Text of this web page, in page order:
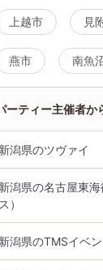
【男性ご予約
齢は気にしな
カップリング編
ィー・街コン
い～
上越市 見
燕市 南魚
ーティー主催者か
新潟県のツヴァイ
新潟県の名古屋東
ス）
新潟県のTMSイベン